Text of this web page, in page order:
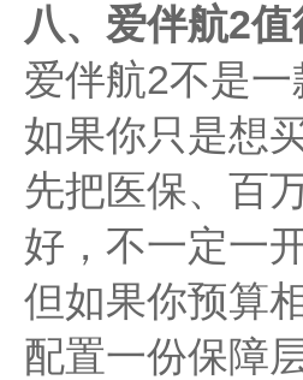
八、爱伴航2
爱伴航2不是
如果你只是想
先把医保、百
好，不一定一
但如果你预算
配置一份保障